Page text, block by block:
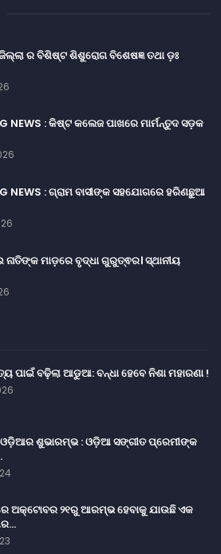
ର ବିଶିଷ୍ଟ ଶିଶୁରୋଗ ବିଶେଷଜ୍ଞ ତଥା ଡ଼ଃ
NEWS : କିଷ୍ଟ କଲେଜ ପାଖରେ ମାର୍ମନ୍ତୁଦ ସଡ଼କ
NEWS : ଗ୍ରାମ ବାସୀଙ୍କ ସହଯୋଗରେ ହରିଣଛୁଆ
ମାଡ଼ରେ ବୃଦ୍ଧା ଗୁରୁତ୍ଵର। ସ୍ଥାନୀୟ
ପାଇଁ ବଢ଼ିଲା ଆଡୁଆ: ବନ୍ଧା ହେବେ ନିଶା ମହାରଣା !
ଓଡ଼ିଆର ଶୁଭାରମ୍ଭ : ଓଡ଼ିଆ ସଙ୍ଗୀତ ପ୍ରେମୀଙ୍କ
ଅକ୍ଟୋବର ୨୧ରୁ ଆରମ୍ଭ ହେବାକୁ ଯାଉଛି ଏକ